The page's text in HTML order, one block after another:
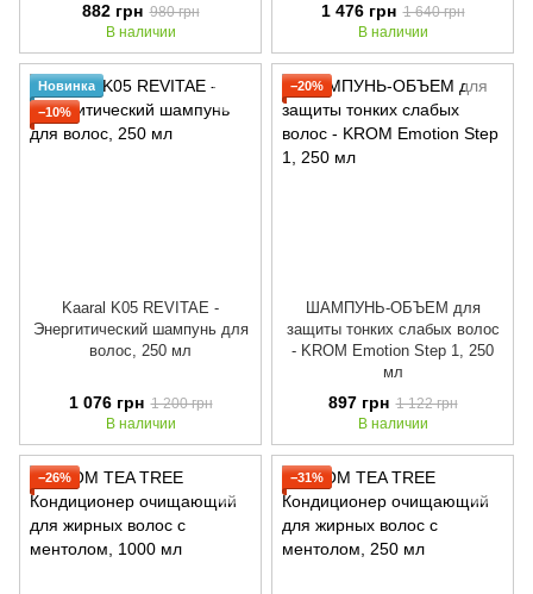
882 грн 980 грн
В наличии
1 476 грн 1 640 грн
В наличии
Новинка
−10%
Kaaral K05 REVITAE -
Энергитический шампунь для
волос, 250 мл
1 076 грн 1 200 грн
В наличии
−20%
ШАМПУНЬ-ОБЪЕМ для
защиты тонких слабых волос
- KROM Emotion Step 1, 250
мл
897 грн 1 122 грн
В наличии
−26% −31%